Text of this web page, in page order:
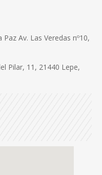
Av. Las Veredas nº10,
Pilar, 11, 21440 Lepe,